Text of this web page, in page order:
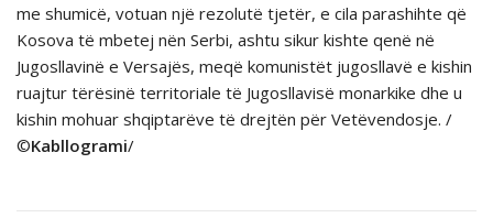
me shumicë, votuan një rezolutë tjetër, e cila parashihte që
Kosova të mbetej nën Serbi, ashtu sikur kishte qenë në
Jugosllavinë e Versajës, meqë komunistët jugosllavë e kishin
ruajtur tërësinë territoriale të Jugosllavisë monarkike dhe u
kishin mohuar shqiptarëve të drejtën për Vetëvendosje. /
©Kabllogrami/